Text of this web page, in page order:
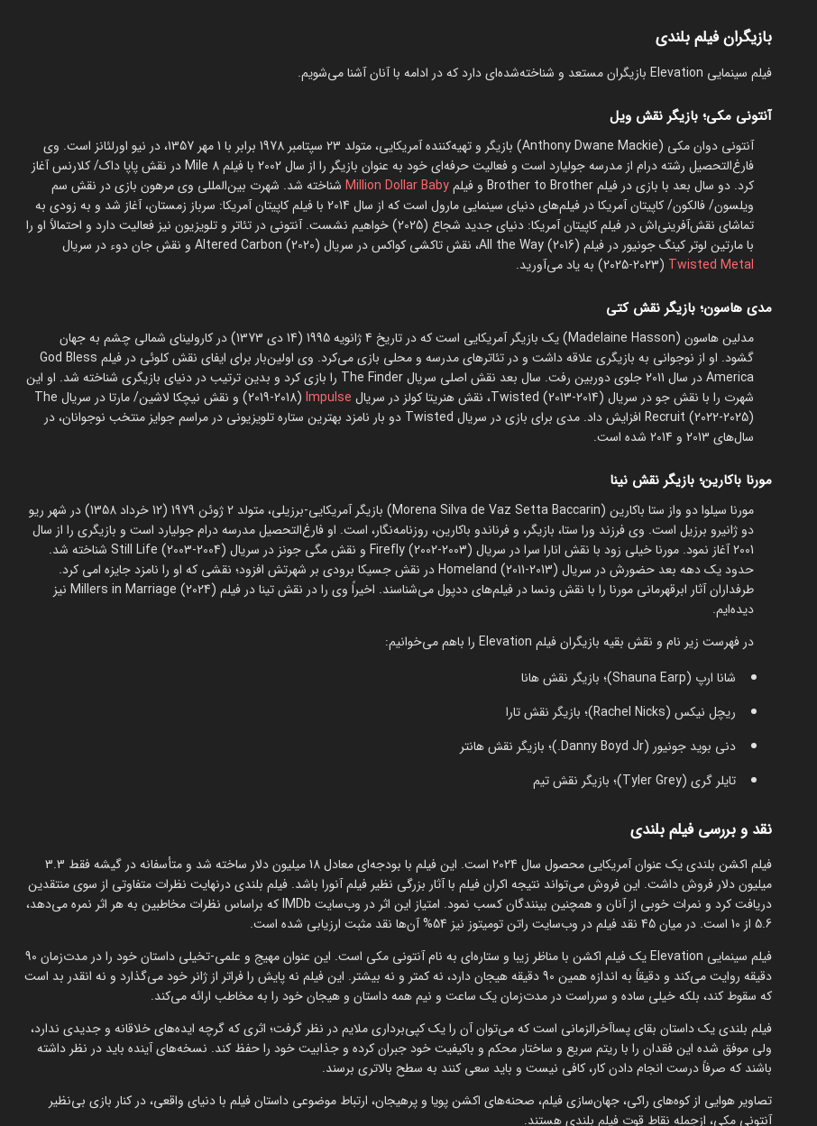
بازیگران فیلم بلندی
فیلم سینمایی Elevation بازیگران مستعد و شناخته‌شده‌ای دارد که در ادامه با آنان آشنا می‌شویم.
آنتونی مکی؛ بازیگر نقش ویل
آنتونی دوان مکی (Anthony Dwane Mackie) بازیگر و تهیه‌کننده آمریکایی، متولد 23 سپتامبر 1978 برابر با 1 مهر 1357، در نیو اورلئانز است. وی
فارغ‌التحصیل رشته درام از مدرسه جولیارد است و فعالیت حرفه‌ای خود به عنوان بازیگر را از سال 2002 با فیلم 8 Mile در نقش پاپا داک/ کلارنس آغاز
کرد. دو سال بعد با بازی در فیلم Brother to Brother و فیلم
Million Dollar Baby شناخته شد. شهرت بین‌المللی وی مرهون بازی در نقش سم
ویلسون/ فالکون/ کاپیتان آمریکا در فیلم‌های دنیای سینمایی مارول است که از سال 2014 با فیلم کاپیتان آمریکا: سرباز زمستان، آغاز شد و به زودی به
تماشای نقش‌آفرینی‌اش در فیلم کاپیتان آمریکا: دنیای جدید شجاع (2025) خواهیم نشست. آنتونی در تئاتر و تلویزیون نیز فعالیت دارد و احتمالاً او را
با مارتین لوتر کینگ جونیور در فیلم All the Way (2016)، نقش تاکشی کواکس در سریال Altered Carbon (2020) و نقش جان دوء در سریال
Twisted Metal (2023-2025) به یاد می‌آورید.
مدی هاسون؛ بازیگر نقش کتی
مدلین هاسون (Madelaine Hasson) یک بازیگر آمریکایی است که در تاریخ 4 ژانویه 1995 (14 دی 1373) در کارولینای شمالی چشم به جهان
گشود. او از نوجوانی به بازیگری علاقه داشت و در تئاترهای مدرسه و محلی بازی می‌کرد. وی اولین‌بار برای ایفای نقش کلوئی در فیلم God Bless
America در سال 2011 جلوی دوربین رفت. سال بعد نقش اصلی سریال The Finder را بازی کرد و بدین ترتیب در دنیای بازیگری شناخته شد. او این
شهرت را با نقش جو در سریال Twisted (2013-2014)، نقش هنریتا کولز در سریال
Impulse
(2018-2019) و نقش نیچکا لاشین/ مارتا در سریال The
Recruit (2022-2025) افزایش داد. مدی برای بازی در سریال Twisted دو بار نامزد بهترین ستاره تلویزیونی در مراسم جوایز منتخب نوجوانان، در
سال‌های 2013 و 2014 شده است.
مورنا باکارین؛ بازیگر نقش نینا
مورنا سیلوا دو واز ستا باکارین (Morena Silva de Vaz Setta Baccarin) بازیگر آمریکایی-برزیلی، متولد 2 ژوئن 1979 (12 خرداد 1358) در شهر ریو
دو ژانیرو برزیل است. وی فرزند ورا ستا، بازیگر، و فرناندو باکارین، روزنامه‌نگار، است. او فارغ‌التحصیل مدرسه درام جولیارد است و بازیگری را از سال
2001 آغاز نمود. مورنا خیلی زود با نقش انارا سرا در سریال Firefly (2002-2003) و نقش مگی جونز در سریال Still Life (2003-2004) شناخته شد.
حدود یک دهه بعد حضورش در سریال Homeland (2011-2013) در نقش جسیکا برودی بر شهرتش افزود؛ نقشی که او را نامزد جایزه امی کرد.
طرفداران آثار ابرقهرمانی مورنا را با نقش ونسا در فیلم‌های ددپول می‌شناسند. اخیراً وی را در نقش تینا در فیلم Millers in Marriage (2024) نیز
دیده‌‌ایم.
در فهرست زیر نام و نقش بقیه بازیگران فیلم Elevation را باهم می‌خوانیم:
شانا ارپ (Shauna Earp)؛ بازیگر نقش هانا
ریچل نیکس (Rachel Nicks)؛ بازیگر نقش تارا
دنی بوید جونیور (Danny Boyd Jr.)؛ بازیگر نقش هانتر
تایلر گری (Tyler Grey)؛ بازیگر نقش تیم
نقد و بررسی فیلم بلندی
فیلم اکشن بلندی یک عنوان آمریکایی محصول سال 2024 است. این فیلم با بودجه‌ای معادل 18 میلیون دلار ساخته شد و متأسفانه در گیشه فقط 3.3
میلیون دلار فروش داشت. این فروش می‌تواند نتیجه اکران فیلم با آثار بزرگی نظیر فیلم آنورا باشد. فیلم بلندی درنهایت نظرات متفاوتی از سوی منتقدین
دریافت کرد و نمرات خوبی از آنان و همچنین بینندگان کسب نمود. امتیاز این اثر در وب‌سایت IMDb که براساس نظرات مخاطبین به هر اثر نمره می‌دهد،
5.6 از 10 است. در میان 45 نقد فیلم در وب‌سایت راتن تومیتوز نیز 54% آن‌ها نقد مثبت ارزیابی شده است.
فیلم سینمایی Elevation یک فیلم اکشن با مناظر زیبا و ستاره‌ای به نام آنتونی مکی است. این عنوان مهیج و علمی-تخیلی داستان خود را در مدت‌زمان 90
دقیقه روایت می‌کند و دقیقاً به اندازه همین 90 دقیقه هیجان دارد، نه کمتر و نه بیشتر. این فیلم نه پایش را فراتر از ژانر خود می‌گذارد و نه انقدر بد است
که سقوط کند، بلکه خیلی ساده و سرراست در مدت‌زمان یک ساعت و نیم همه داستان و هیجان خود را به مخاطب ارائه می‌کند.
فیلم بلندی یک داستان بقای پساآخرالزمانی است که می‌توان آن را یک کپی‌برداری ملایم در نظر گرفت؛ اثری که گرچه ایده‌های خلاقانه و جدیدی ندارد،
ولی موفق شده این فقدان را با ریتم سریع و ساختار محکم و باکیفیت خود جبران کرده و جذابیت خود را حفظ کند. نسخه‌های آینده باید در نظر داشته
باشند که صرفاً درست انجام دادن کار، کافی نیست و باید سعی کنند به سطح بالاتری برسند.
تصاویر هوایی از کوه‌های راکی، جهان‌سازی فیلم، صحنه‌های اکشن پویا و پرهیجان، ارتباط موضوعی داستان فیلم با دنیای واقعی، در کنار بازی بی‌نظیر
آنتونی مکی، ازجمله نقاط قوت فیلم بلندی هستند.